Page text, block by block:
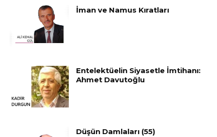
İman ve Namus Kıratları
Entelektüelin Siyasetle İmtihanı:
Ahmet Davutoğlu
Düşün Damlaları (55)